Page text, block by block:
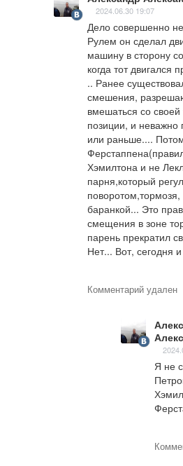
2024.06.30 19:07
Дело совершенно
Рулем он сделал
машину в сторону
когда тот двигался
.. Ранее
смешения,
вмешаться со
позиции, и неважно
или раньше....
Хэмилтона и не
парня,который
баранкой... Это
смещения в зоне
парень прекратил
Нет... Вот, сегодня
Комментарий удален
Я не